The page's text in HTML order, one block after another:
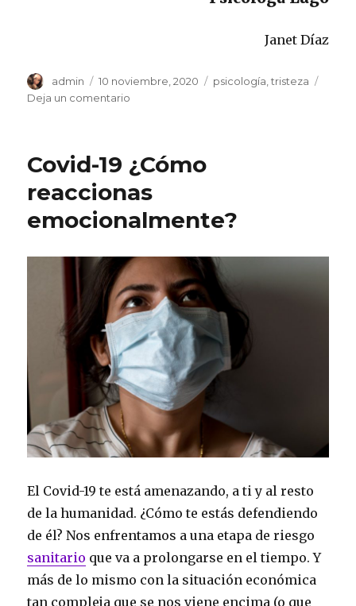
Janet Díaz
Autor
admin
Publicado
el
10 noviembre, 2020 Categorías
psicología ,tristeza
Deja un comentario
depresivo?
Covid-19 ¿Cómo
reaccionas
emocionalmente?
El Covid-19 te está amenazando, a ti y al resto
de la humanidad. ¿Cómo te estás defendiendo
de él? Nos enfrentamos a una etapa de riesgo
sanitario que va a prolongarse en el tiempo. Y
más de lo mismo con la situación económica
tan compleja que se nos viene encima (o que